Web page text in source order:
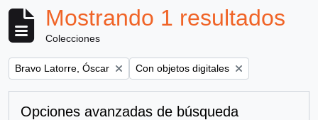
Mostrando 1 resultados
Colecciones
Remove filter:
Bravo Latorre, Óscar Remove filter:
Con objetos digitales
Opciones avanzadas de búsqueda